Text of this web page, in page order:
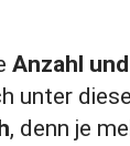
Anzahl
unter
, denn je